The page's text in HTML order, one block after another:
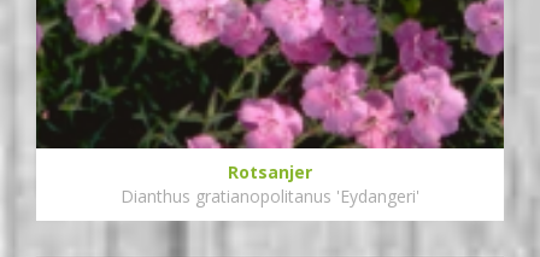
Rotsanjer
Dianthus gratianopolitanus 'Eydangeri'